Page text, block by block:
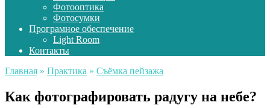
Фотооптика
Фотосумки
Програмное обеспечение
Light Room
Контакты
Главная » Практика » Съёмка пейзажа
Как фотографировать радугу на небе?